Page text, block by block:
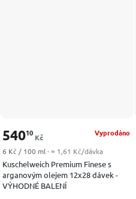
Kuschelweich Premium Finese s
arganovým olejem 12x28 dávek -
VÝHODNÉ BALENÍ
Vyprodáno
54010
Kč
Měrná cena:
6 Kč / 100 ml · ≈ 1,61 Kč/dávka